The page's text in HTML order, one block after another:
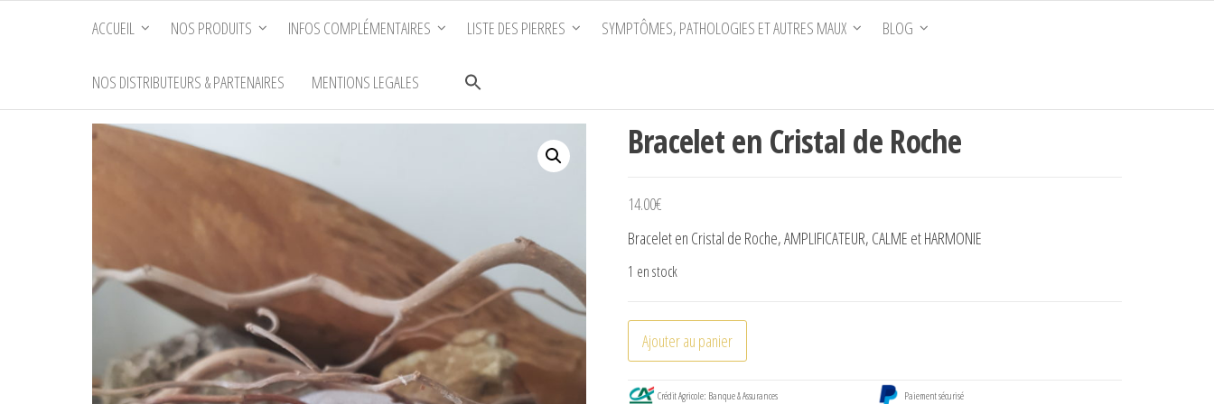
ACCUEIL NOS PRODUITS INFOS COMPLÉMENTAIRES LISTE DES PIERRES SYMPTÔMES, PATHOLOGIES ET AUTRES MAUX BLOG
NOS DISTRIBUTEURS & PARTENAIRES MENTIONS LEGALES
Bracelet en Cristal de Roche
14.00€
Bracelet en Cristal de Roche, AMPLIFICATEUR, CALME et HARMONIE
1 en stock
quantité
de
Bracelet
Ajouter au panier
Crédit Agricole: Banque & Assurances Paiement sécurisé